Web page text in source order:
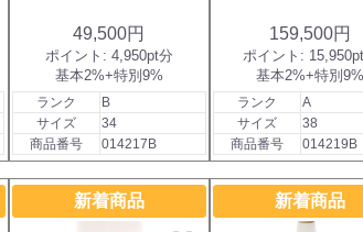
49,500円
ポイント: 4,950pt分
基本2%+特別9%
ランク
B
サイズ
34
商品番号
014217B
159,500円
ポイント:
基本2%+特別9%
ランク
A
サイズ
38
商品番号
014219B
新着商品 新着商品